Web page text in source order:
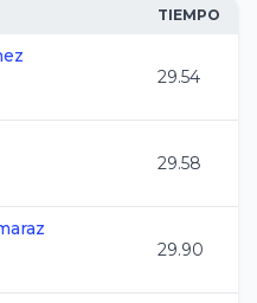
TIEMPO
29.54
29.58
29.90